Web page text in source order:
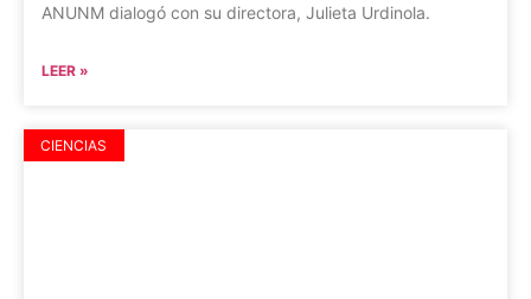
ANUNM dialogó con su directora, Julieta Urdinola.
LEER »
CIENCIAS